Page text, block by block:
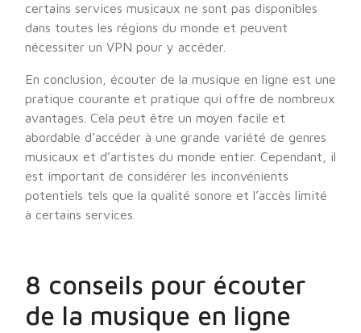
certains services musicaux ne sont pas disponibles
dans toutes les régions du monde et peuvent
nécessiter un VPN pour y accéder.
En conclusion, écouter de la musique en ligne est une
pratique courante et pratique qui offre de nombreux
avantages. Cela peut être un moyen facile et
abordable d’accéder à une grande variété de genres
musicaux et d’artistes du monde entier. Cependant, il
est important de considérer les inconvénients
potentiels tels que la qualité sonore et l’accès limité
à certains services.
8 conseils pour écouter
de la musique en ligne